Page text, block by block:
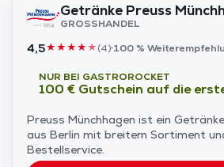
Getränke Preuss
GROSSHANDEL
4,5★★★★★(4)100 %
NUR BEI GASTROROCKET
100 € Gutschein auf die
Preuss Münchhagen ist ein
aus Berlin mit breitem Sortiment
Bestellservice.